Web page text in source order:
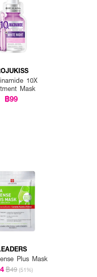
10X
Mask
฿99
Plus Mask
฿49 (51%)